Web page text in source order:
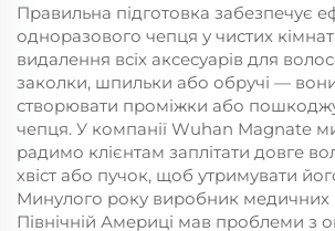
Правильна підготовка забезпечує
одноразового чепця у чистих
видалення всіх аксесуарів для
заколки, шпильки або обручі —
створювати проміжки або
чепця. У компанії Wuhan Magnate
радимо клієнтам заплітати довге
хвіст або пучок, щоб утримувати
Минулого року виробник медичних
Північній Америці мав проблеми з